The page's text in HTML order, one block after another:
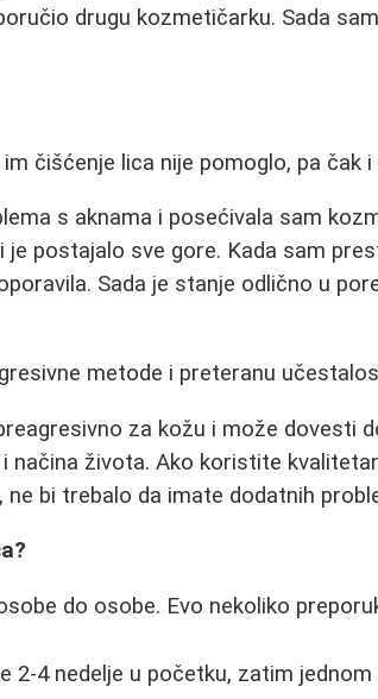
drugu kozmetičarku. Sada
čišćenje lica nije pomoglo, pa čak
s aknama i posećivala sam
postajalo sve gore. Kada sam
Sada je stanje odlično u
metode i preteranu
za kožu i može dovesti
načina života. Ako koristite
bi trebalo da imate dodatnih
do osobe. Evo nekoliko
2-4 nedelje u početku, zatim